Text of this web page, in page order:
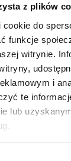
z plików
do
funkcje
witrynie.
i
te
lub
I stopnia
w Katedrze
kierunkiem
specjalizacyjny
metodą PCNL.